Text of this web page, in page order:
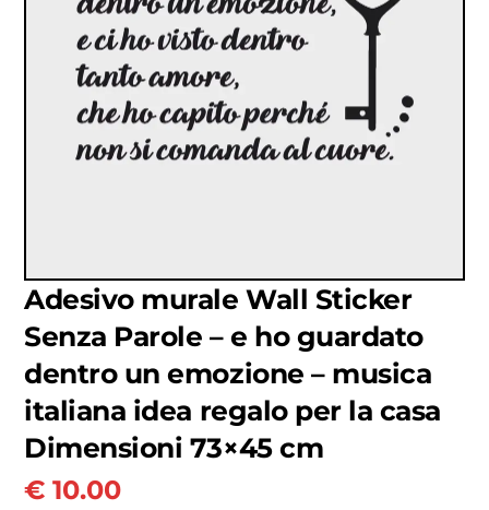
Adesivo murale Wall Sticker
Senza Parole – e ho guardato
dentro un emozione – musica
italiana idea regalo per la casa
Dimensioni 73×45 cm
€ 10.00